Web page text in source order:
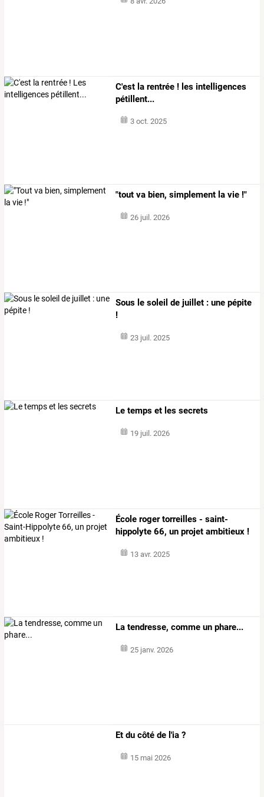
C'est la rentrée ! les intelligences
pétillent...
3 oct. 2025
"tout va bien, simplement la vie !"
26 juil. 2026
Sous le soleil de juillet : une pépite
!
23 juil. 2025
Le temps et les secrets
19 juil. 2026
École roger torreilles - saint-
hippolyte 66, un projet ambitieux !
13 avr. 2025
La tendresse, comme un phare...
25 janv. 2026
Et du côté de l'ia ?
15 mai 2026